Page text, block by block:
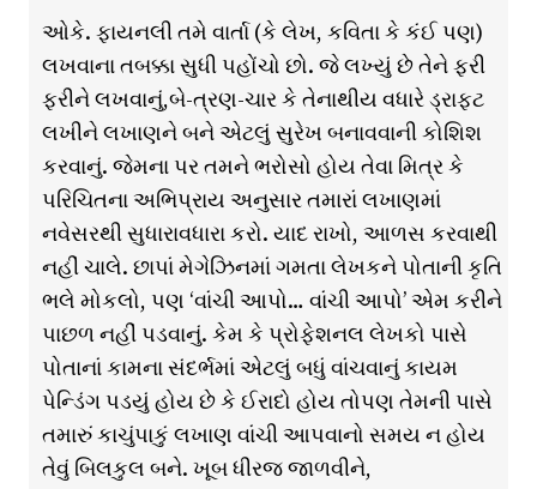
ઓકે. ફાયનલી તમે વાર્તા (કે લેખ, કવિતા કે કંઈ પણ)
લખવાના તબક્કા સુધી પહોંચો છો. જે લખ્યું છે તેને ફરી
ફરીને લખવાનું,બે-ત્રણ-ચાર કે તેનાથીય વધારે ડ્રાફ્ટ
લખીને લખાણને બને એટલું સુરેખ બનાવવાની કોશિશ
કરવાનું. જેમના પર તમને ભરોસો હોય તેવા મિત્ર કે
પરિચિતના અભિપ્રાય અનુસાર તમારાં લખાણમાં
નવેસરથી સુધારાવધારા કરો. યાદ રાખો, આળસ કરવાથી
નહીં ચાલે. છાપાં મેગેઝિનમાં ગમતા લેખકને પોતાની કૃતિ
ભલે મોકલો, પણ ‘વાંચી આપો… વાંચી આપો’ એમ કરીને
પાછળ નહીં પડવાનું. કેમ કે પ્રોફેશનલ લેખકો પાસે
પોતાનાં કામના સંદર્ભમાં એટલું બધું વાંચવાનું કાયમ
પેન્ડિંગ પડયું હોય છે કે ઈરાદો હોય તોપણ તેમની પાસે
તમારું કાચુંપાકું લખાણ વાંચી આપવાનો સમય ન હોય
તેવું બિલકુલ બને. ખૂબ ધીરજ જાળવીને,